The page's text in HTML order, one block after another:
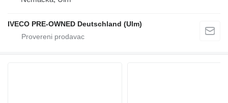
IVECO PRE-OWNED Deutschland (Ulm)